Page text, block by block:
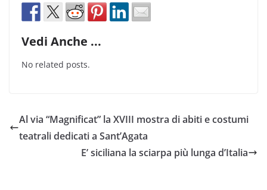
Vedi Anche ...
No related posts.
Al via “Magnificat” la XVIII mostra di abiti e costumi
teatrali dedicati a Sant’Agata
E’ siciliana la sciarpa più lunga d’Italia